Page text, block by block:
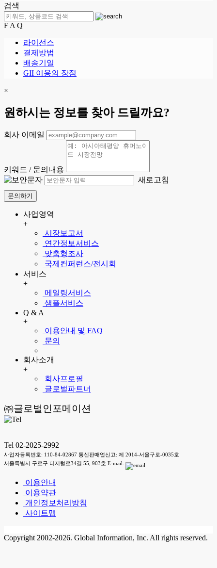
검색
F A Q
라이선스
결제방법
배송기일
GII 이용의 장점
×
원하시는 정보를 찾아 드릴까요?
회사 이메일
키워드 / 문의내용
새로고침
문의하기
사업영역
+
시장보고서
연간정보서비스
맞춤형조사
국제컨퍼런스/전시회
서비스
+
메일링서비스
샘플서비스
Q & A
+
이용안내 및 FAQ
문의
회사소개
+
회사프로필
글로벌파트너
㈜글로벌인포메이션
Tel 02-2025-2992
사업자등록번호: 110-84-02867 통신판매업신고: 제 2014-서울구로-0035호
서울특별시 구로구 디지털로34길 55, 903호 E-mail:
이용안내
이용약관
개인정보처리방침
사이트맵
Copyright 2002-2026. Global Information, Inc. All rights reserved.